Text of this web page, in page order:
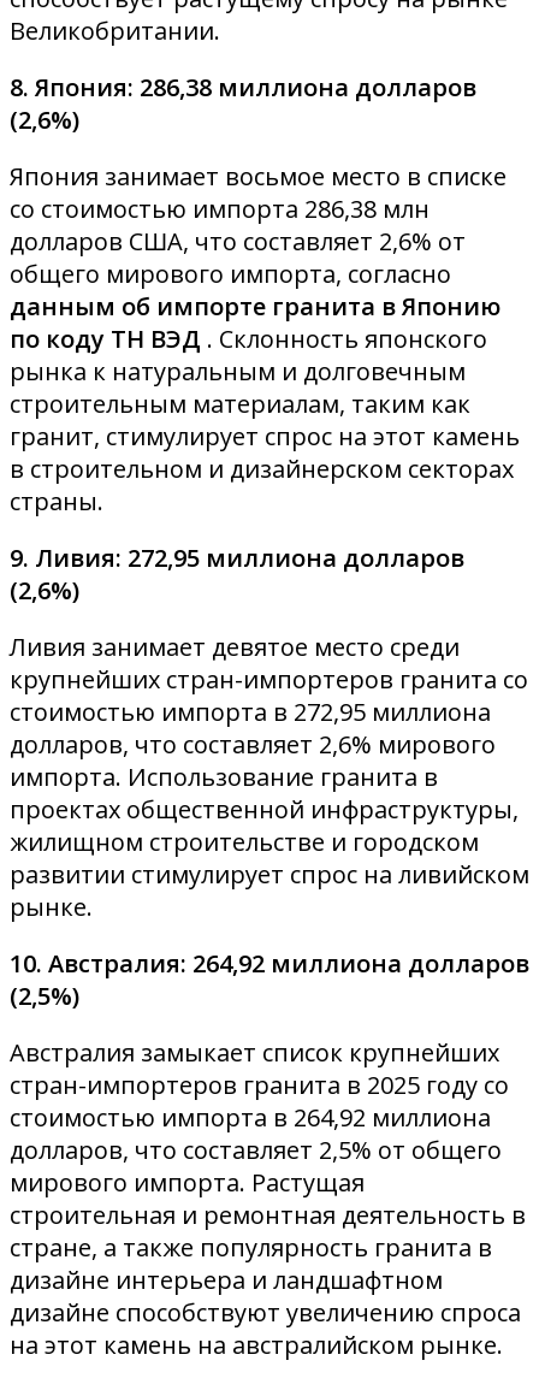
Великобритании.
8. Япония: 286,38 миллиона долларов
(2,6%)
Япония занимает восьмое место в списке
со стоимостью импорта 286,38 млн
долларов США, что составляет 2,6% от
общего мирового импорта, согласно
данным об импорте гранита в Японию
по коду ТН ВЭД . Склонность японского
рынка к натуральным и долговечным
строительным материалам, таким как
гранит, стимулирует спрос на этот камень
в строительном и дизайнерском секторах
страны.
9. Ливия: 272,95 миллиона долларов
(2,6%)
Ливия занимает девятое место среди
крупнейших стран-импортеров гранита со
стоимостью импорта в 272,95 миллиона
долларов, что составляет 2,6% мирового
импорта. Использование гранита в
проектах общественной инфраструктуры,
жилищном строительстве и городском
развитии стимулирует спрос на ливийском
рынке.
10. Австралия: 264,92 миллиона долларов
(2,5%)
Австралия замыкает список крупнейших
стран-импортеров гранита в 2025 году со
стоимостью импорта в 264,92 миллиона
долларов, что составляет 2,5% от общего
мирового импорта. Растущая
строительная и ремонтная деятельность в
стране, а также популярность гранита в
дизайне интерьера и ландшафтном
дизайне способствуют увеличению спроса
на этот камень на австралийском рынке.